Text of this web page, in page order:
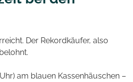
Der Rekordkäufer, also
am blauen Kassenhäuschen –